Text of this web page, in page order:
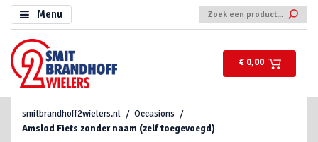
Menu
€ 0,00
smitbrandhoff2wielers.nl
Occasions
Amslod Fiets zonder naam (zelf toegevoegd)